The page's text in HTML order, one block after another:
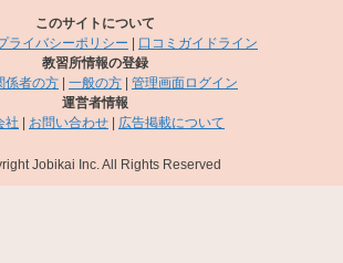
このサイトについて
ライバシーポリシー
口コミガイドライン
教習所情報の登録
係者の方
一般の方
管理画面ログイン
運営者情報
社
お問い合わせ 広告掲載について
Jobikai Inc. All Rights Reserved